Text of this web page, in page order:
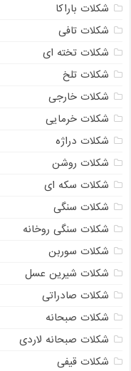
شکلات باراکا
شکلات تافی
شکلات تخته ای
شکلات تلخ
شکلات خارجی
شکلات خرمایی
شکلات دراژه
شکلات روشن
شکلات سکه ای
شکلات سنگی
شکلات سنگی روخانه
شکلات سوربن
شکلات شیرین عسل
شکلات صادراتی
شکلات صبحانه
شکلات صبحانه لاردی
شکلات قیفی